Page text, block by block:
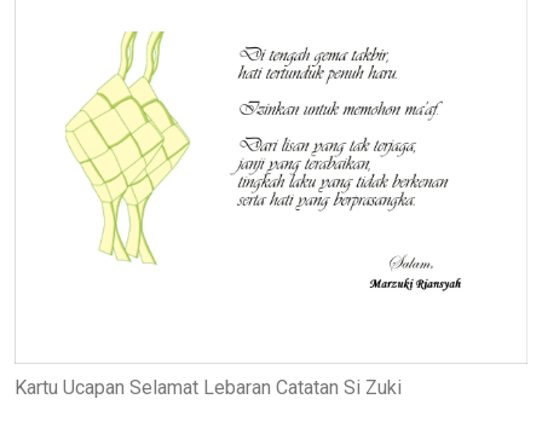
Kartu Ucapan Selamat Lebaran Catatan Si Zuki